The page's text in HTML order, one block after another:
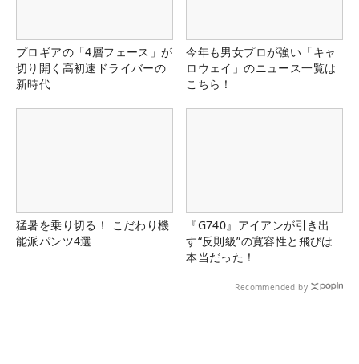
プロギアの「4層フェース」が
切り開く高初速ドライバーの
新時代
今年も男女プロが強い「キャ
ロウェイ」のニュース一覧は
こちら！
猛暑を乗り切る！ こだわり機
能派パンツ4選
『G740』アイアンが引き出
す“反則級”の寛容性と飛びは
本当だった！
Recommended by